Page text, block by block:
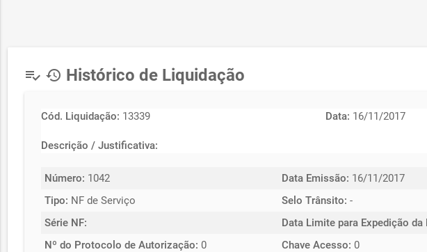
playlist_add_check history Histórico de Liquidação
Cód. Liquidação: 13339 Data: 16/11/2017
Descrição / Justificativa:
Número: 1042 Data Emissão: 16/11/2017
Tipo: NF de Serviço Selo Trânsito: -
Série NF:
Data Limite para Expedição da
Nº do Protocolo de Autorização: 0 Chave Acesso: 0